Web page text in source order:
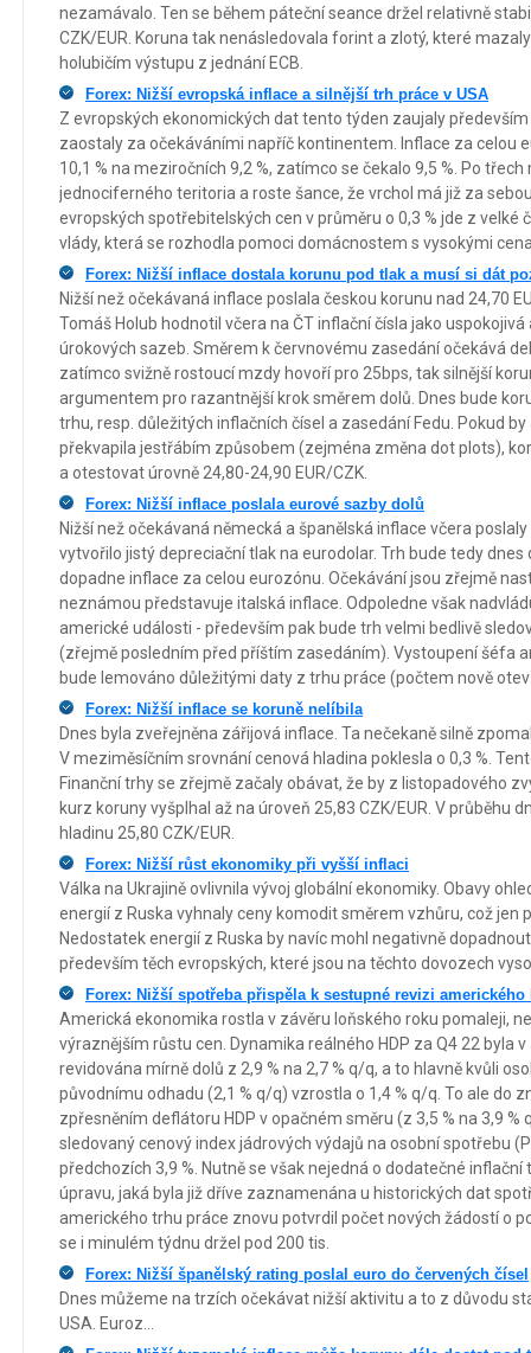
nezamávalo. Ten se během páteční seance držel relativně
CZK/EUR. Koruna tak nenásledovala forint a zlotý, které
holubičím výstupu z jednání ECB.
Forex: Nižší evropská inflace a silnější trh práce v USA
Z evropských ekonomických dat tento týden zaujaly
zaostaly za očekáváními napříč kontinentem. Inflace za celou
10,1 % na meziročních 9,2 %, zatímco se čekalo 9,5 %. Po
jednociferného teritoria a roste šance, že vrchol má již za
evropských spotřebitelských cen v průměru o 0,3 % jde z velké
vlády, která se rozhodla pomoci domácnostem s vysokými
Forex: Nižší inflace dostala korunu pod tlak a musí si dát
Nižší než očekávaná inflace poslala českou korunu nad 24,70
Tomáš Holub hodnotil včera na ČT inflační čísla jako
úrokových sazeb. Směrem k červnovému zasedání očekává
zatímco svižně rostoucí mzdy hovoří pro 25bps, tak silnější
argumentem pro razantnější krok směrem dolů. Dnes bude
trhu, resp. důležitých inflačních čísel a zasedání Fedu. Pokud
překvapila jestřábím způsobem (zejména změna dot plots),
a otestovat úrovně 24,80-24,90 EUR/CZK.
Forex: Nižší inflace poslala eurové sazby dolů
Nižší než očekávaná německá a španělská inflace včera
vytvořilo jistý depreciační tlak na eurodolar. Trh bude tedy
dopadne inflace za celou eurozónu. Očekávání jsou zřejmě
neznámou představuje italská inflace. Odpoledne však
americké události - především pak bude trh velmi bedlivě
(zřejmě posledním před příštím zasedáním). Vystoupení šéfa
bude lemováno důležitými daty z trhu práce (počtem nově
Forex: Nižší inflace se koruně nelíbila
Dnes byla zveřejněna zářijová inflace. Ta nečekaně silně
V meziměsíčním srovnání cenová hladina poklesla o 0,3 %.
Finanční trhy se zřejmě začaly obávat, že by z listopadového
kurz koruny vyšplhal až na úroveň 25,83 CZK/EUR. V průběhu
hladinu 25,80 CZK/EUR.
Forex: Nižší růst ekonomiky při vyšší inflaci
Válka na Ukrajině ovlivnila vývoj globální ekonomiky. Obavy
energií z Ruska vyhnaly ceny komodit směrem vzhůru, což jen
Nedostatek energií z Ruska by navíc mohl negativně
především těch evropských, které jsou na těchto dovozech
Forex: Nižší spotřeba přispěla k sestupné revizi amerického
Americká ekonomika rostla v závěru loňského roku pomaleji,
výraznějším růstu cen. Dynamika reálného HDP za Q4 22 byla
revidována mírně dolů z 2,9 % na 2,7 % q/q, a to hlavně kvůli
původnímu odhadu (2,1 % q/q) vzrostla o 1,4 % q/q. To ale do
zpřesněním deflátoru HDP v opačném směru (z 3,5 % na 3,9 %
sledovaný cenový index jádrových výdajů na osobní spotřebu
předchozích 3,9 %. Nutně se však nejedná o dodatečné inflační
úpravu, jaká byla již dříve zaznamenána u historických dat
amerického trhu práce znovu potvrdil počet nových žádostí o
se i minulém týdnu držel pod 200 tis.
Forex: Nižší španělský rating poslal euro do červených čísel
Dnes můžeme na trzích očekávat nižší aktivitu a to z důvodu
USA. Euroz...